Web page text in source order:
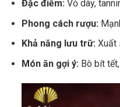
Đặc điểm:Vỏ dày,
Phong cách rượu:
Khả năng lưu trữ:Xuất
Món ăn gợi ý: Bò bít